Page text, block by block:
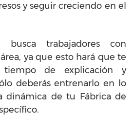
y seguir creciendo en el
trabajadores con
ya que esto hará que te
tiempo de explicación y
deberás entrenarlo en lo
dinámica de tu Fábrica de